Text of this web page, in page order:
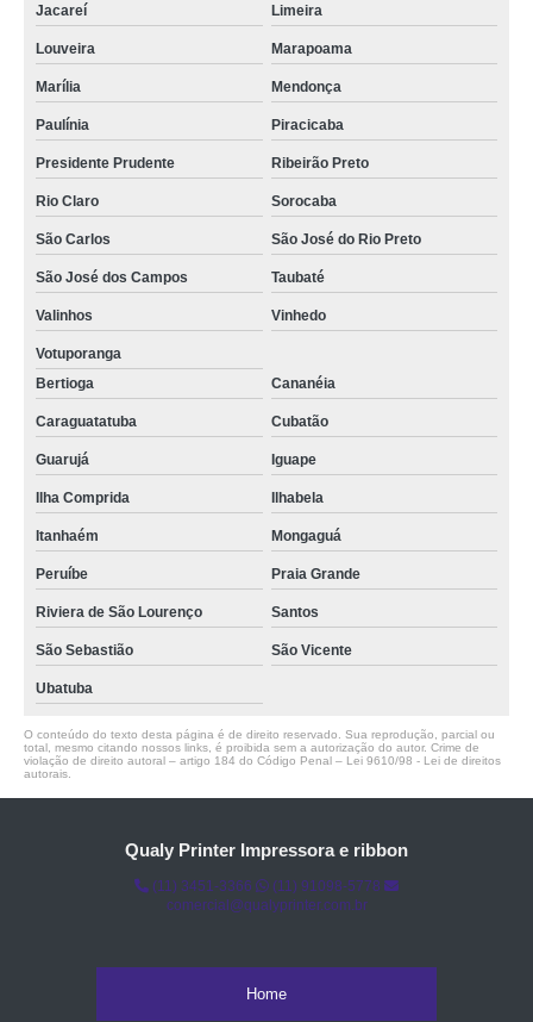
Jacareí Limeira
Louveira Marapoama
Marília Mendonça
Paulínia Piracicaba
Presidente Prudente Ribeirão Preto
Rio Claro Sorocaba
São Carlos São José do Rio Preto
São José dos Campos Taubaté
Valinhos Vinhedo
Votuporanga
Bertioga
Cananéia
Caraguatatuba Cubatão
Guarujá Iguape
Ilha Comprida Ilhabela
Itanhaém Mongaguá
Peruíbe Praia Grande
Riviera de São Lourenço Santos
São Sebastião São Vicente
Ubatuba
O conteúdo do texto desta página é de direito reservado. Sua reprodução, parcial ou
total, mesmo citando nossos links, é proibida sem a autorização do autor. Crime de
violação de direito autoral – artigo 184 do Código Penal – Lei 9610/98 - Lei de direitos
autorais
Qualy Printer Impressora e ribbon
(11) 3451-3366
(11) 91098-5778
comercial@qualyprinter.com.br
Home